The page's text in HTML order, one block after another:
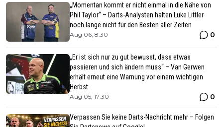
„Momentan kommt er nicht einmal in die Nähe von
Phil Taylor“ – Darts-Analysten halten Luke Littler
noch lange nicht für den Besten aller Zeiten
Aug 06, 8:30 0
„Er ist sich nur zu gut bewusst, dass etwas
passieren und sich ändern muss“ – Van Gerwen
erhält erneut eine Warnung vor einem wichtigen
Herbst
Aug 05, 17:30 0
Verpassen Sie keine Darts-Nachricht mehr – Folgen